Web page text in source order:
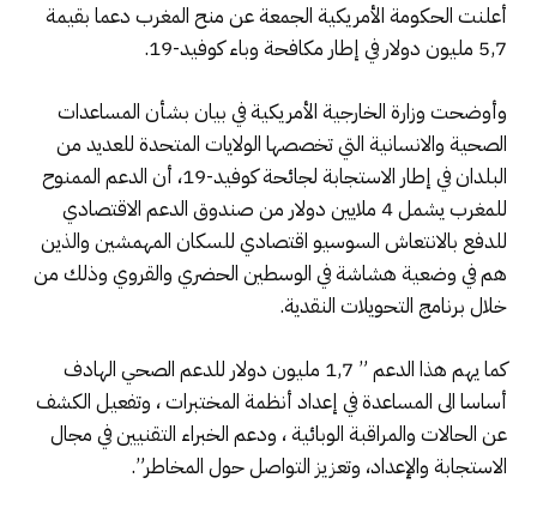
أعلنت الحكومة الأمريكية الجمعة عن منح المغرب دعما بقيمة
5,7 مليون دولار في إطار مكافحة وباء كوفيد-19.
وأوضحت وزارة الخارجية الأمريكية في بيان بشأن المساعدات
الصحية والانسانية التي تخصصها الولايات المتحدة للعديد من
البلدان في إطار الاستجابة لجائحة كوفيد-19، أن الدعم الممنوح
للمغرب يشمل 4 ملايين دولار من صندوق الدعم الاقتصادي
للدفع بالانتعاش السوسيو اقتصادي للسكان المهمشين والذين
هم في وضعية هشاشة في الوسطين الحضري والقروي وذلك من
خلال برنامج التحويلات النقدية.
كما يهم هذا الدعم ” 1,7 مليون دولار للدعم الصحي الهادف
أساسا الى المساعدة في إعداد أنظمة المختبرات ، وتفعيل الكشف
عن الحالات والمراقبة الوبائية ، ودعم الخبراء التقنيين في مجال
الاستجابة والإعداد، وتعزيز التواصل حول المخاطر”.